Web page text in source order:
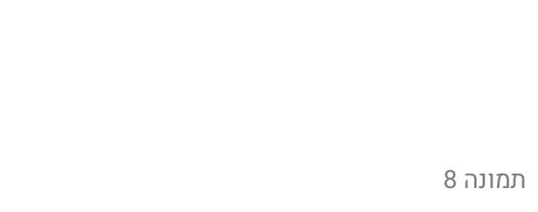
תמונה 8